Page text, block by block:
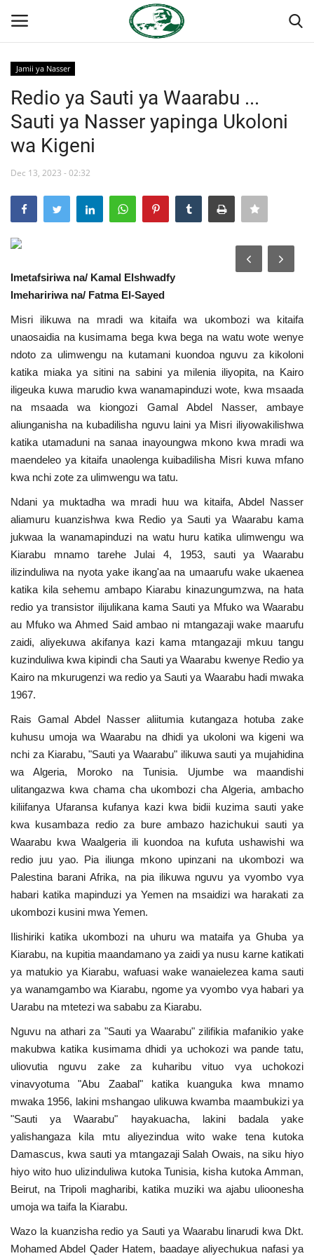
Nyumba
Jukwaa la Nasser la Kimataifa
Wasiliana
Timu yetu
Urithi wa Nasser
Habari
Harakati ya Nasser kwa Vijana
Kanuni na Masharti ya Udhamini wa
Nasser
Udhamini wa Nasser
Nyaraka na Marejeleo
Waanzilishi
Raia wa ulimwengu mzima
Nyaraka
Nafasi
Washiriki
Video
Maonyesho
Wadhamini
Language
English Swahili español
French Arabic
Jamii ya Nasser
Redio ya Sauti ya Waarabu ...
Sauti ya Nasser yapinga Ukoloni
wa Kigeni
Dec 13, 2023 - 02:32
Imetafsiriwa na/ Kamal Elshwadfy
Imehaririwa na/ Fatma El-Sayed
Misri ilikuwa na mradi wa kitaifa wa ukombozi wa kitaifa
unaosaidia na kusimama bega kwa bega na watu wote wenye
ndoto za ulimwengu na kutamani kuondoa nguvu za kikoloni
katika miaka ya sitini na sabini ya milenia iliyopita, na Kairo
iligeuka kuwa marudio kwa wanamapinduzi wote, kwa msaada
na msaada wa kiongozi Gamal Abdel Nasser, ambaye
aliunganisha na kubadilisha nguvu laini ya Misri iliyowakilishwa
katika utamaduni na sanaa inayoungwa mkono kwa mradi wa
maendeleo ya kitaifa unaolenga kuibadilisha Misri kuwa mfano
kwa nchi zote za ulimwengu wa tatu.
Ndani ya muktadha wa mradi huu wa kitaifa, Abdel Nasser
aliamuru kuanzishwa kwa Redio ya Sauti ya Waarabu kama
jukwaa la wanamapinduzi na watu huru katika ulimwengu wa
Kiarabu mnamo tarehe Julai 4, 1953, sauti ya Waarabu
ilizinduliwa na nyota yake ikang'aa na umaarufu wake ukaenea
katika kila sehemu ambapo Kiarabu kinazungumzwa, na hata
redio ya transistor ilijulikana kama Sauti ya Mfuko wa Waarabu
au Mfuko wa Ahmed Said ambao ni mtangazaji wake maarufu
zaidi, aliyekuwa akifanya kazi kama mtangazaji mkuu tangu
kuzinduliwa kwa kipindi cha Sauti ya Waarabu kwenye Redio ya
Kairo na mkurugenzi wa redio ya Sauti ya Waarabu hadi mwaka
1967.
Rais Gamal Abdel Nasser aliitumia kutangaza hotuba zake
kuhusu umoja wa Waarabu na dhidi ya ukoloni wa kigeni wa
nchi za Kiarabu, "Sauti ya Waarabu" ilikuwa sauti ya mujahidina
wa Algeria, Moroko na Tunisia. Ujumbe wa maandishi
ulitangazwa kwa chama cha ukombozi cha Algeria, ambacho
kiliifanya Ufaransa kufanya kazi kwa bidii kuzima sauti yake
kwa kusambaza redio za bure ambazo hazichukui sauti ya
Waarabu kwa Waalgeria ili kuondoa na kufuta ushawishi wa
redio juu yao. Pia iliunga mkono upinzani na ukombozi wa
Palestina barani Afrika, na pia ilikuwa nguvu ya vyombo vya
habari katika mapinduzi ya Yemen na msaidizi wa harakati za
ukombozi kusini mwa Yemen.
Ilishiriki katika ukombozi na uhuru wa mataifa ya Ghuba ya
Kiarabu, na kupitia maandamano ya zaidi ya nusu karne katikati
ya matukio ya Kiarabu, wafuasi wake wanaielezea kama sauti
ya wanamgambo wa Kiarabu, ngome ya vyombo vya habari ya
Uarabu na mtetezi wa sababu za Kiarabu.
Nguvu na athari za "Sauti ya Waarabu" zilifikia mafanikio yake
makubwa katika kusimama dhidi ya uchokozi wa pande tatu,
uliovutia nguvu zake za kuharibu vituo vya uchokozi
vinavyotuma "Abu Zaabal" katika kuanguka kwa mnamo
mwaka 1956, lakini mshangao ulikuwa kwamba maambukizi ya
"Sauti ya Waarabu" hayakuacha, lakini badala yake
yalishangaza kila mtu aliyezindua wito wake tena kutoka
Damascus, kwa sauti ya mtangazaji Salah Owais, na siku hiyo
hiyo wito huo ulizinduliwa kutoka Tunisia, kisha kutoka Amman,
Beirut, na Tripoli magharibi, katika muziki wa ajabu ulioonesha
umoja wa taifa la Kiarabu.
Wazo la kuanzisha redio ya Sauti ya Waarabu linarudi kwa Dkt.
Mohamed Abdel Qader Hatem, baadaye aliyechukua nafasi ya